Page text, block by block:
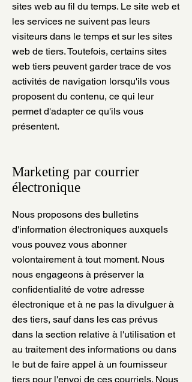
sites web au fil du temps. Le site web et
les services ne suivent pas leurs
visiteurs dans le temps et sur les sites
web de tiers. Toutefois, certains sites
web tiers peuvent garder trace de vos
activités de navigation lorsqu'ils vous
proposent du contenu, ce qui leur
permet d'adapter ce qu'ils vous
présentent.
Marketing par courrier
électronique
Nous proposons des bulletins
d'information électroniques auxquels
vous pouvez vous abonner
volontairement à tout moment. Nous
nous engageons à préserver la
confidentialité de votre adresse
électronique et à ne pas la divulguer à
des tiers, sauf dans les cas prévus
dans la section relative à l'utilisation et
au traitement des informations ou dans
le but de faire appel à un fournisseur
tiers pour l'envoi de ces courriels. Nous